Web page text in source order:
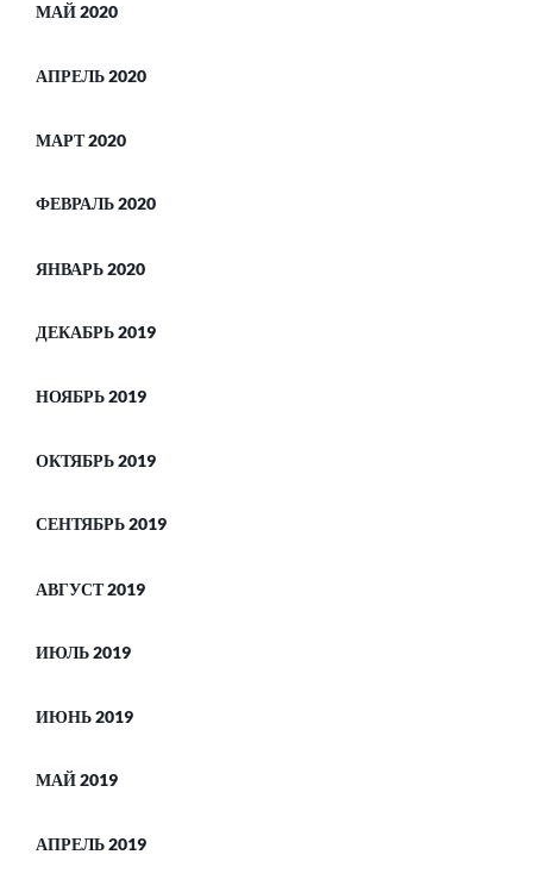
МАЙ 2020
АПРЕЛЬ 2020
МАРТ 2020
ФЕВРАЛЬ 2020
ЯНВАРЬ 2020
ДЕКАБРЬ 2019
НОЯБРЬ 2019
ОКТЯБРЬ 2019
СЕНТЯБРЬ 2019
АВГУСТ 2019
ИЮЛЬ 2019
ИЮНЬ 2019
МАЙ 2019
АПРЕЛЬ 2019